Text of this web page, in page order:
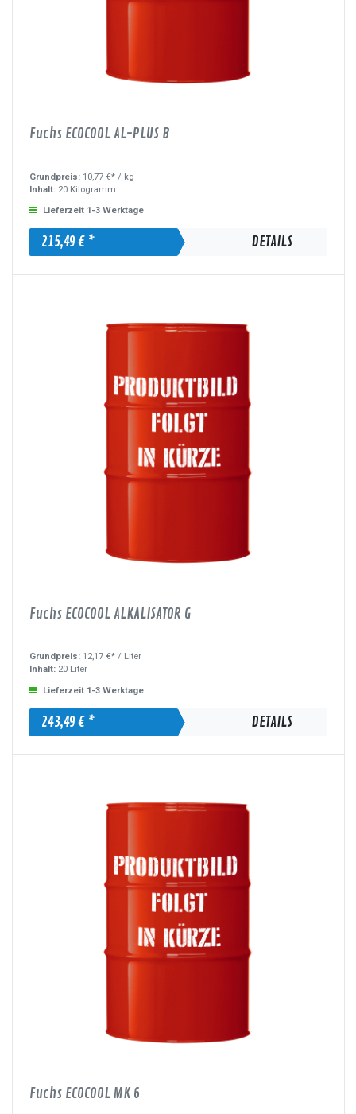
Fuchs ECOCOOL AL-PLUS B
Grundpreis: 10,77 €* / kg
Inhalt: 20 Kilogramm
Lieferzeit 1-3 Werktage
215,49 € * DETAILS
Fuchs ECOCOOL ALKALISATOR G
Grundpreis: 12,17 €* / Liter
Inhalt: 20 Liter
Lieferzeit 1-3 Werktage
243,49 € * DETAILS
Fuchs ECOCOOL MK 6